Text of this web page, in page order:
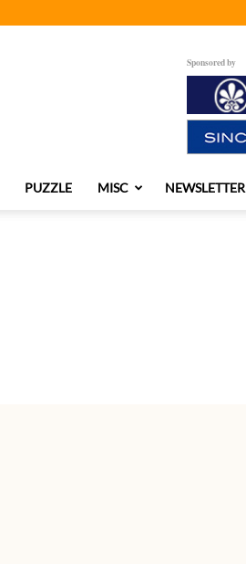
Sponsored by
PUZZLE MISC NEWSLETTER